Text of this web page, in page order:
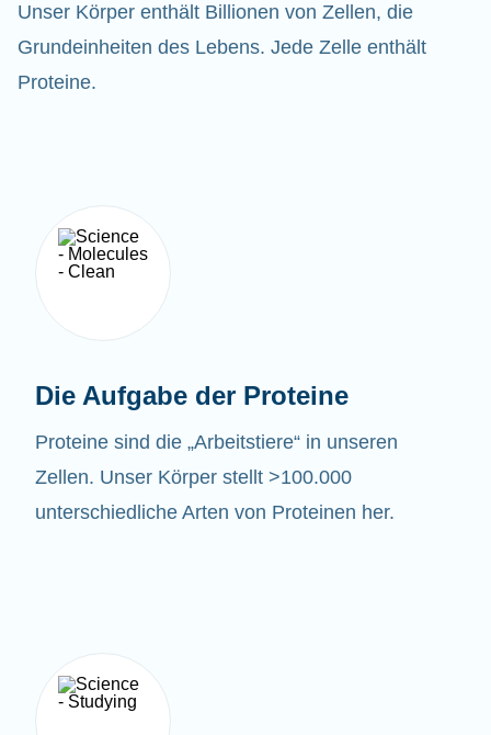
Unser Körper enthält Billionen von Zellen, die
Grundeinheiten des Lebens. Jede Zelle enthält
Proteine.
Die Aufgabe der Proteine
Proteine sind die „Arbeitstiere“ in unseren
Zellen. Unser Körper stellt >100.000
unterschiedliche Arten von Proteinen her.